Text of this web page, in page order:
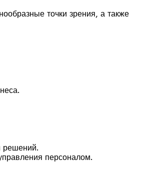
точки зрения, а также
решений.
персоналом.